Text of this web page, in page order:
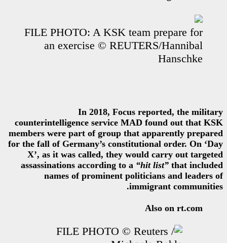
FILE PHOTO: A KSK
an exercise ©
In 2018,
counterintelligence service
members were part of group
for the fall of Germany’s
X’, as it was called, they
assassinations according to a
names of prominent